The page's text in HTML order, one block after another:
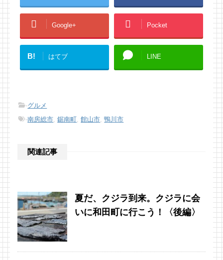
Google+ Pocket
B! はてブ LINE
-グルメ
-南房総市 ,鋸南町 ,館山市 ,鴨川市
関連記事
夏だ、クジラ到来。クジラに会
いに和田町に行こう！〈後編〉